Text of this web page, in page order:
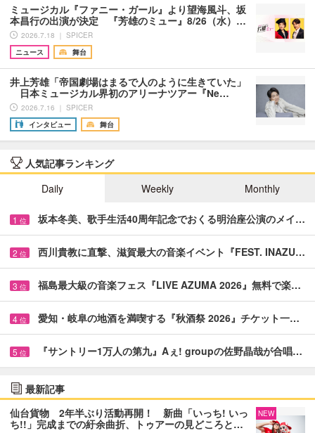
ミュージカル『ファニー・ガール』より望海風斗、坂
本昌行の出演が決定 『芳雄のミュー』8/26（水）…
2026.7.18 ｜ SPICER
ニュース
舞台
井上芳雄「帝国劇場はまるで人のように生きていた」
日本ミュージカル界初のアリーナツアー『Ne…
2026.7.16 ｜ SPICER
インタビュー
舞台
人気記事ランキング
Daily
Weekly Monthly
1 位 坂本冬美、歌手生活40周年記念でおくる明治座公演のメイ…
2 位 西川貴教に直撃、滋賀最大の音楽イベント『FEST. INAZU…
3 位 福島最大級の音楽フェス『LIVE AZUMA 2026』無料で楽…
4 位 愛知・岐阜の地酒を満喫する『秋酒祭 2026』チケット一…
5 位 『サントリー1万人の第九』Aぇ! groupの佐野晶哉が合唱…
最新記事
仙台貨物 2年半ぶり活動再開！ 新曲「いっち! いっ
ち!!」完成までの紆余曲折、トゥアーの見どころと…
NEW